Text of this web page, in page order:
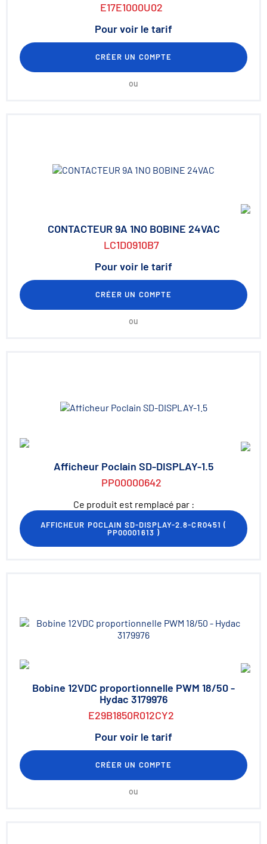
E17E1000U02
Pour voir le tarif
CRÉER UN COMPTE
ou
CONTACTEUR 9A 1NO BOBINE 24VAC
LC1D0910B7
Pour voir le tarif
CRÉER UN COMPTE
ou
Afficheur Poclain SD-DISPLAY-1.5
PP00000642
Ce produit est remplacé par :
AFFICHEUR POCLAIN SD-DISPLAY-2.8-CR0451 (
PP00001613 )
Bobine 12VDC proportionnelle PWM 18/50 -
Hydac 3179976
E29B1850R012CY2
Pour voir le tarif
CRÉER UN COMPTE
ou